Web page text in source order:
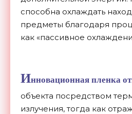
способна охлаждать
предметы благодаря
как «пассивное
Инновационная пленка
объекта посредством
излучения, тогда как